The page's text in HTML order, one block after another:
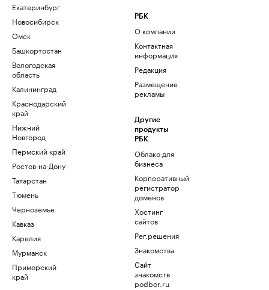
Екатеринбург
Новосибирск
Омск
Башкортостан
Вологодская
область
Калининград
Краснодарский
край
Нижний
Новгород
Пермский край
Ростов-на-Дону
Татарстан
Тюмень
Черноземье
Кавказ
Карелия
Мурманск
Приморский
край
РБК
О компании
Контактная
информация
Редакция
Размещение
рекламы
Другие
продукты
РБК
Облако для
бизнеса
Корпоративный
регистратор
доменов
Хостинг
сайтов
Рег.решения
Знакомства
Сайт
знакомств
podbor.ru